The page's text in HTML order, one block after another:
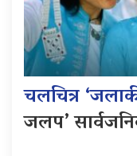
चलचित्र
जलप’